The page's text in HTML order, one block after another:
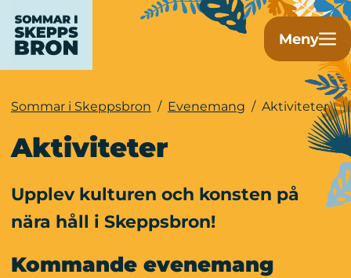
Meny
Sommar i Skeppsbron / Evenemang / Aktiviteter
Aktiviteter
Upplev kulturen och konsten på
nära håll i Skeppsbron!
Kommande evenemang